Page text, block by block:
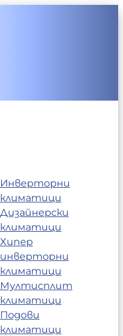
Инверторни
климатици
Дизайнерски
климатици
Хипер
инверторни
климатици
Мултисплит
климатици
Подови
климатици